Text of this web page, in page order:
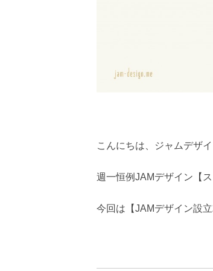
こんにちは、ジャムデザイ
週一恒例JAMデザイン【
今回は【JAMデザイン設